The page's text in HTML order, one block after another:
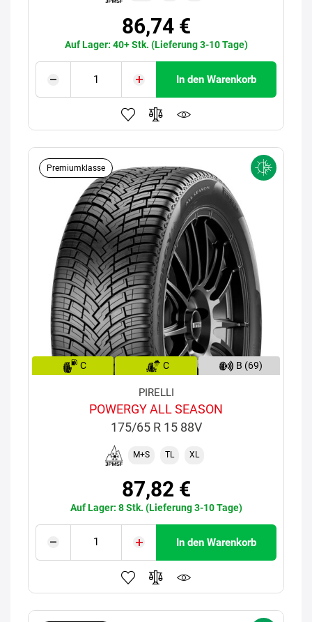
86,74 €
Auf Lager: 40+ Stk. (Lieferung 3-10 Tage)
In den Warenkorb
Premiumklasse
C C B (69)
PIRELLI
POWERGY ALL SEASON
175/65 R 15 88V
M+S TL XL
87,82 €
Auf Lager: 8 Stk. (Lieferung 3-10 Tage)
In den Warenkorb